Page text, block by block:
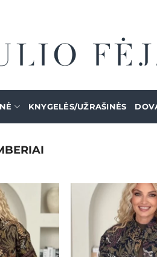
KNYGELĖS/UŽRAŠINĖS